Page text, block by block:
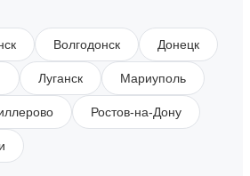
Волгодонск Донецк
Луганск Мариуполь
Ростов-на-Дону